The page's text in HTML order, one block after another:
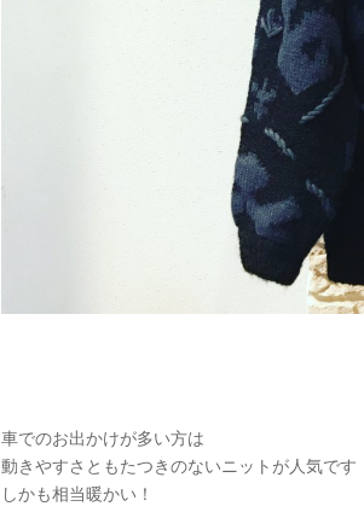
車でのお出かけが多い方は
動きやすさともたつきのないニットが人気です
しかも相当暖かい！